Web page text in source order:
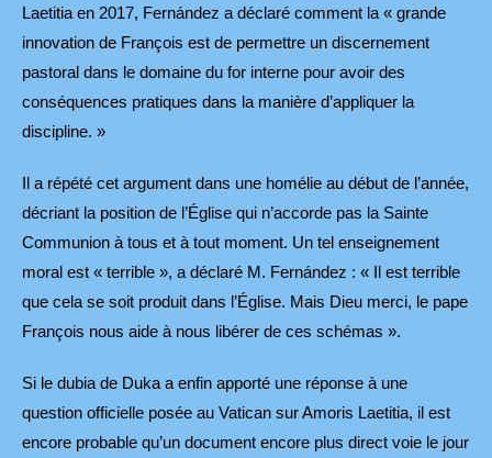
Laetitia en 2017, Fernández a déclaré comment la « grande
innovation de François est de permettre un discernement
pastoral dans le domaine du for interne pour avoir des
conséquences pratiques dans la manière d’appliquer la
discipline. »
Il a répété cet argument dans une homélie au début de l’année,
décriant la position de l’Église qui n’accorde pas la Sainte
Communion à tous et à tout moment. Un tel enseignement
moral est « terrible », a déclaré M. Fernández : « Il est terrible
que cela se soit produit dans l’Église. Mais Dieu merci, le pape
François nous aide à nous libérer de ces schémas ».
Si le dubia de Duka a enfin apporté une réponse à une
question officielle posée au Vatican sur Amoris Laetitia, il est
encore probable qu’un document encore plus direct voie le jour